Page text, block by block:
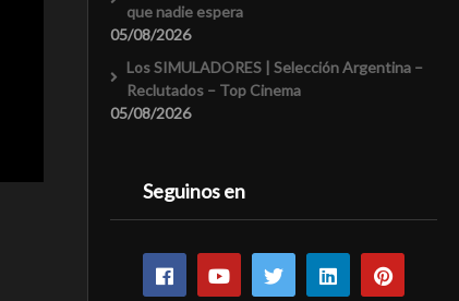
que nadie espera
05/08/2026
Los SIMULADORES | Selección Argentina –
Reclutados – Top Cinema
05/08/2026
Seguinos en